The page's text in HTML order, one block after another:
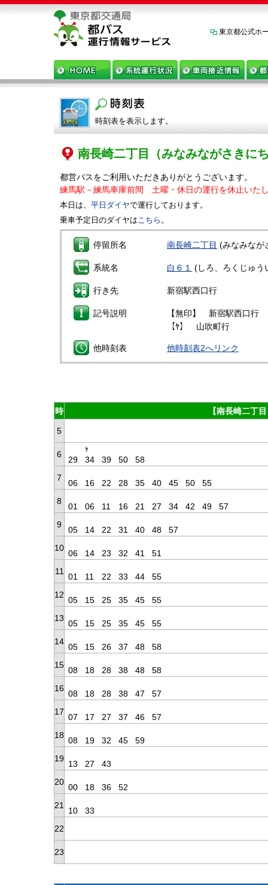
東京都公式ホ
時刻表を表示します。
南長崎二丁目 （みなみながさきに
都営バスをご利用いただきありがとうございます。
練馬駅－練馬車庫前間 土曜・休日の運行を休止いた
本日は、 平日ダイヤで運行しております。
乗車予定日のダイヤはこちら 。
停留所名 南長崎二丁目 (みなみなが
系統名 白６１ (しろ、ろくじゅう
行き先 新宿駅西口行
記号説明
【無印】 新宿駅西口行
【ﾔ】 山吹町行
他時刻表 他時刻表2へリンク
時 【南長崎二丁
5
6
29
ﾔ
34 39 50
58
7
06 16 22 28 35 40 45 50
55
8
01 06 11 16 21 27 34 42 49
57
9
05 14 22 31 40 48
57
10
06 14 23 32 41
51
11
01 11 22 33 44
55
12
05 15 25 35 45
55
13
05 15 25 35 45
55
14
05 15 26 37 48
58
15
08 18 28 38 48
58
16
08 18 28 38 47
57
17
07 17 27 37 46
57
18
08 19 32 45
59
19
13 27
43
20
00 18 36
52
21
10
33
22
23